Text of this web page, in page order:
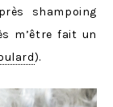
shampoing
m’être fait un
).